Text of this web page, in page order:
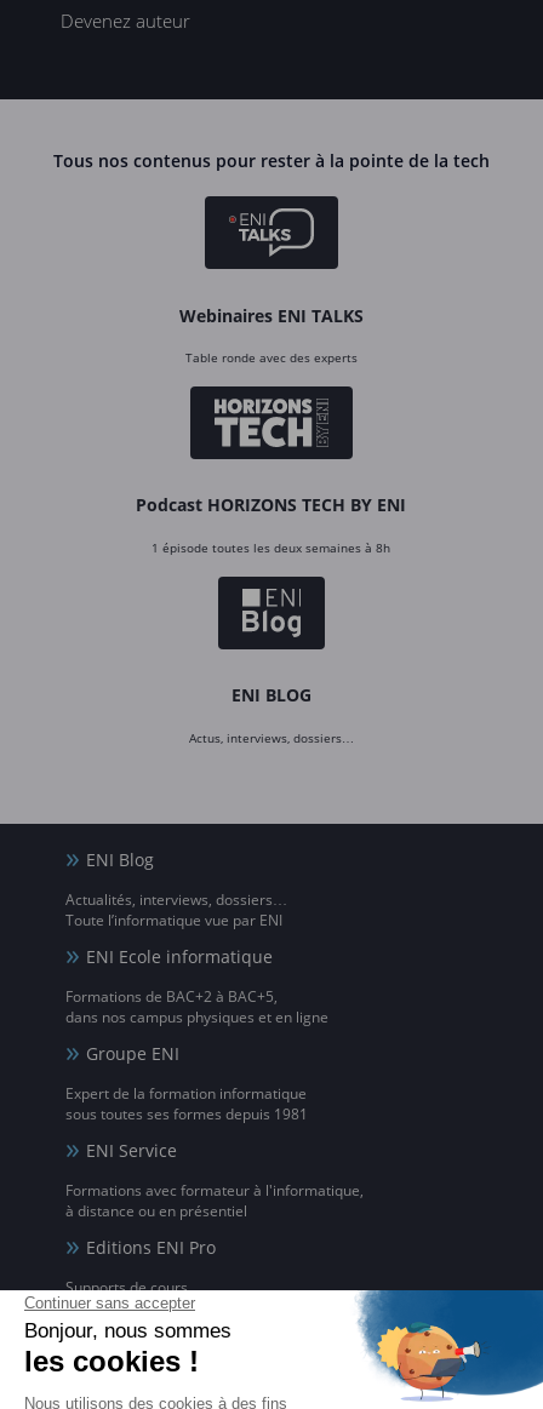
Devenez auteur
Tous nos contenus pour rester à la pointe de la tech
Webinaires ENI TALKS
Table ronde avec des experts
Podcast HORIZONS TECH BY ENI
1 épisode toutes les deux semaines à 8h
ENI BLOG
Actus, interviews, dossiers…
ENI Blog
Actualités, interviews, dossiers…
Toute l’informatique vue par ENI
ENI Ecole informatique
Formations de BAC+2 à BAC+5,
dans nos campus physiques et en ligne
Groupe ENI
Expert de la formation informatique
sous toutes ses formes depuis 1981
ENI Service
Formations avec formateur à l'informatique,
à distance ou en présentiel
Editions ENI Pro
Supports de cours
pour les organismes de formation
ENI elearning
La solution de formation à l'informatique en ligne,
disponible en 5 langues